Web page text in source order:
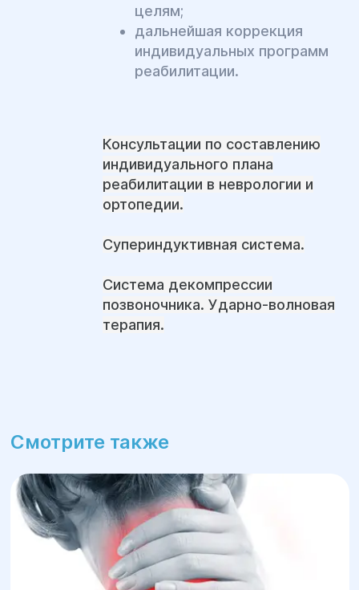
целям;
дальнейшая коррекция
индивидуальных программ
реабилитации.
Консультации по составлению
индивидуального плана
реабилитации в неврологии и
ортопедии.
Супериндуктивная система.
Система декомпрессии
позвоночника. Ударно-волновая
терапия.
Смотрите также